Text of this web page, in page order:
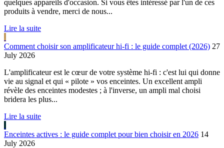
quelques appareils d'occasion. Si vous êtes intéressé par l'un de ces
produits à vendre, merci de nous...
Lire la suite
Comment choisir son amplificateur hi-fi : le guide complet (2026) 27
July 2026
L'amplificateur est le cœur de votre système hi-fi : c'est lui qui donne
vie au signal et qui « pilote » vos enceintes. Un excellent ampli
révèle des enceintes modestes ; à l'inverse, un ampli mal choisi
bridera les plus...
Lire la suite
Enceintes actives : le guide complet pour bien choisir en 2026 14
July 2026